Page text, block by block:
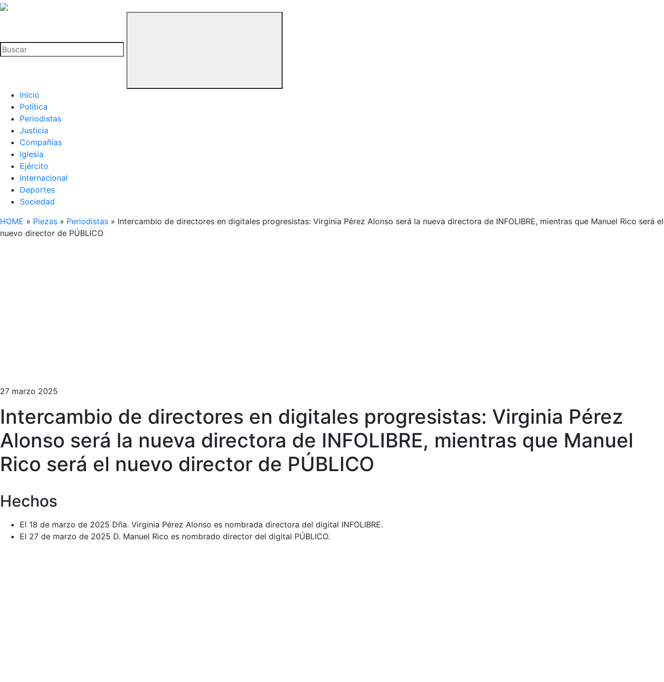
La
Buitre
Inicio
Política
Periodistas
Justicia
Compañías
Iglesia
Ejército
Internacional
Deportes
Sociedad
HOME » Piezas » Periodistas » Intercambio de directores en digitales progresistas: Virginia Pérez Alonso será la nueva directora de INFOLIBRE, mientras que Manuel Rico será el
nuevo director de PÚBLICO
27 marzo 2025
Intercambio de directores en digitales progresistas: Virginia Pérez
Alonso será la nueva directora de INFOLIBRE, mientras que Manuel
Rico será el nuevo director de PÚBLICO
Hechos
El 18 de marzo de 2025 Dña. Virginia Pérez Alonso es nombrada directora del digital INFOLIBRE.
El 27 de marzo de 2025 D. Manuel Rico es nombrado director del digital PÚBLICO.